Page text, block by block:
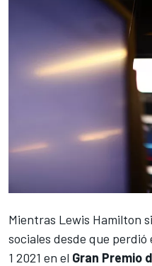
Mientras Lewis Hamilton
sociales desde que
1 2021 en el Gran Premio